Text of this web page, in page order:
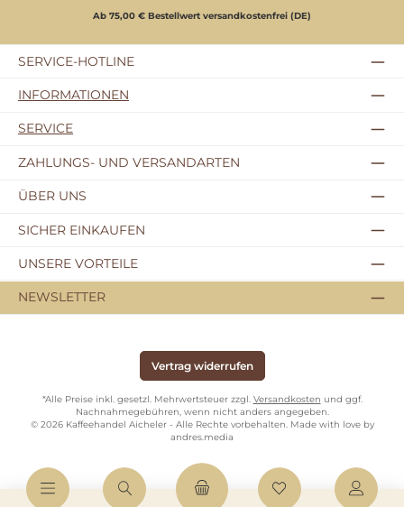
Ab 75,00 € Bestellwert versandkostenfrei (DE)
SERVICE-HOTLINE
INFORMATIONEN
SERVICE
ZAHLUNGS- UND VERSANDARTEN
ÜBER UNS
SICHER EINKAUFEN
UNSERE VORTEILE
NEWSLETTER
Vertrag widerrufen
*Alle Preise inkl. gesetzl. Mehrwertsteuer zzgl. Versandkosten und ggf.
Nachnahmegebühren, wenn nicht anders angegeben.
© 2026 Kaffeehandel Aicheler - Alle Rechte vorbehalten. Made with love by
andres.media